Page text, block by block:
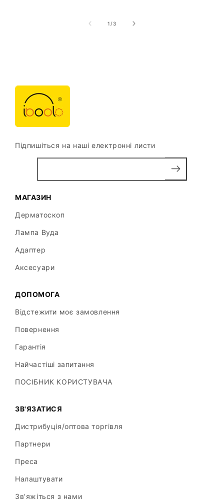
1 /з3
Підпишіться на наші електронні листи
МАГАЗИН
Дерматоскоп
Лампа Вуда
Адаптер
Аксесуари
ДОПОМОГА
Відстежити моє замовлення
Повернення
Гарантія
Найчастіші запитання
ПОСІБНИК КОРИСТУВАЧА
ЗВ'ЯЗАТИСЯ
Дистрибуція/оптова торгівля
Партнери
Преса
Налаштувати
Зв'яжіться з нами